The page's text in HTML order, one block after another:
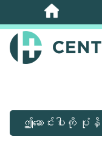
အဓိက
အကြောင်းအရာ
သို့
ဤဆောင်းပါးကို ပုံ